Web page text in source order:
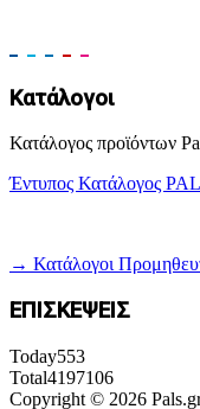
Κατάλογοι
Κατάλογος προϊόντων
Έντυπος Κατάλογος
→ Κατάλογοι
ΕΠΙΣΚΕΨΕΙΣ
Today553
Total4197106
Copyright © 2026